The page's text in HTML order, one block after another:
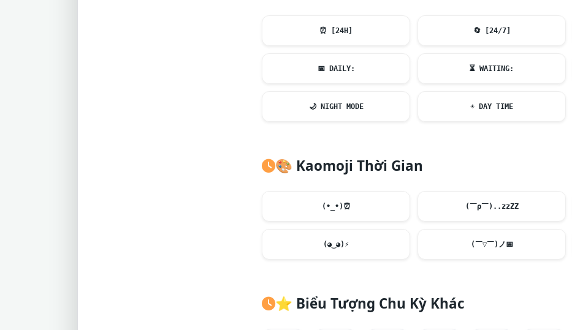
⏰ [24H] 🔄[24/7]
📅DAILY: ⏳ WAITING:
🌙NIGHT MODE ☀️ DAY TIME
🎨 Kaomoji Thời Gian
(•_•) ⏰ (￣ρ￣)..zzZZ
(◕‿◕) ⚡ (￣▽￣)ノ 📅
⭐ Biểu Tượng Chu Kỳ Khác